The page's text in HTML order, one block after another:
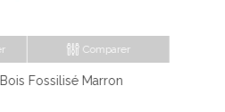
Comparer
Fossilisé Marron